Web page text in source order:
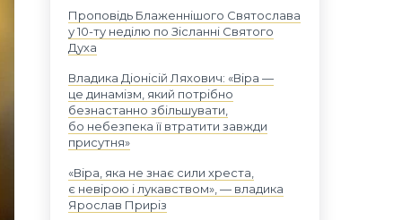
Проповідь Блаженнішого Святослава
у 10-ту неділю по Зісланні Святого
Духа
Владика Діонісій Ляхович: «Віра —
це динамізм, який потрібно
безнастанно збільшувати,
бо небезпека її втратити завжди
присутня»
«Віра, яка не знає сили хреста,
є невірою і лукавством», — владика
Ярослав Приріз